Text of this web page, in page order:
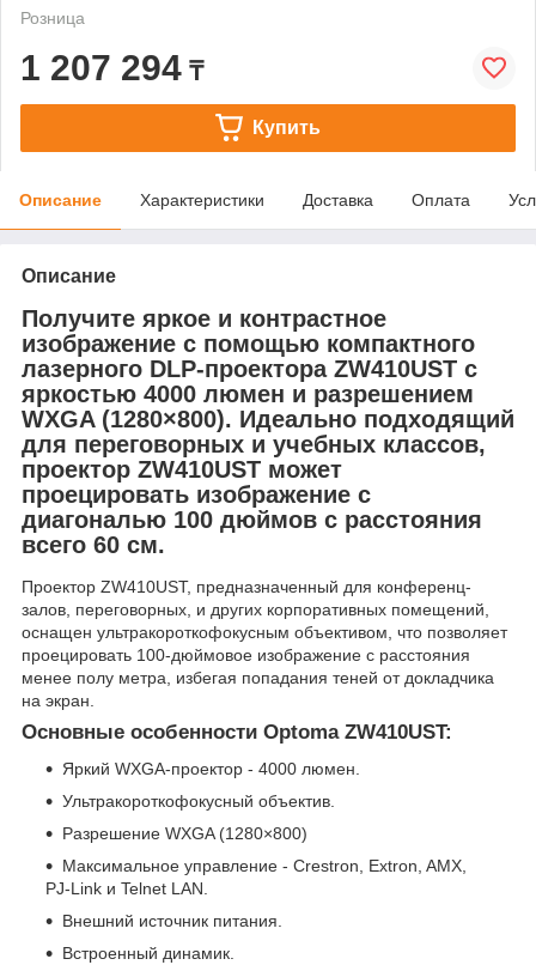
Розница
1 207 294 ₸
Купить
Описание Характеристики Доставка Оплата
Описание
Получите яркое и контрастное
изображение с помощью компактного
лазерного DLP-проектора ZW410UST с
яркостью 4000 люмен и разрешением
WXGA (1280×800). Идеально подходящий
для переговорных и учебных классов,
проектор ZW410UST может
проецировать изображение с
диагональю 100 дюймов с расстояния
всего 60 см.
Проектор ZW410UST, предназначенный для конференц-
залов, переговорных, и других корпоративных помещений,
оснащен ультракороткофокусным объективом, что позволяет
проецировать 100-дюймовое изображение с расстояния
менее полу метра, избегая попадания теней от докладчика
на экран.
Основные особенности Optoma ZW410UST:
Яркий WXGA-проектор - 4000 люмен.
Ультракороткофокусный объектив.
Разрешение WXGA (1280×800)
Максимальное управление - Crestron, Extron, AMX,
PJ-Link и Telnet LAN.
Внешний источник питания.
Встроенный динамик.